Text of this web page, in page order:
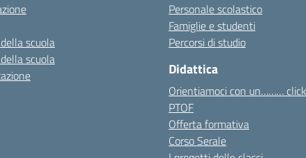
scuola
scuola
Personale scolastico
Famiglie e studenti
Percorsi di studio
Didattica
Orientiamoci con un……… click
PTOF
Offerta formativa
Corso Serale